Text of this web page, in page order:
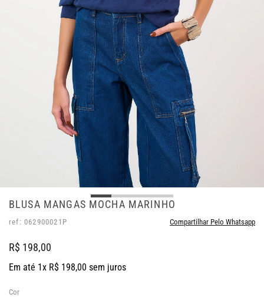
BLUSA MANGAS MOCHA MARINHO
ref: 062900021P Compartilhar Pelo Whatsapp
R$ 198,00
Em até 1x R$ 198,00 sem juros
Cor